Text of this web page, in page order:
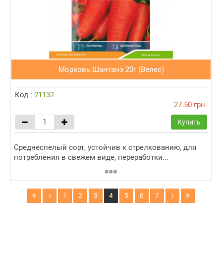
Морковь Шантанэ 20г (Велес)
Код : 21132
27.50 грн.
Купить
Среднеспелый сорт, устойчив к стрелкованию, для
потребления в свежем виде, переработки...
1 2 3 4 5 6 7